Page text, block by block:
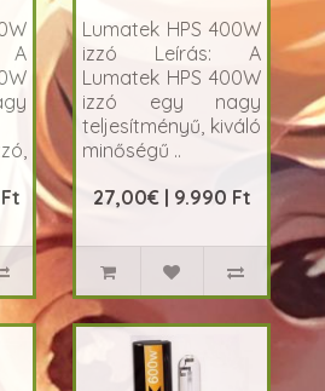
A
Lumatek HPS 400W
izzó Leírás: A
Lumatek HPS 400W
izzó egy nagy
teljesítményű, kiváló
minőségű ..
27,00€ | 9.990 Ft